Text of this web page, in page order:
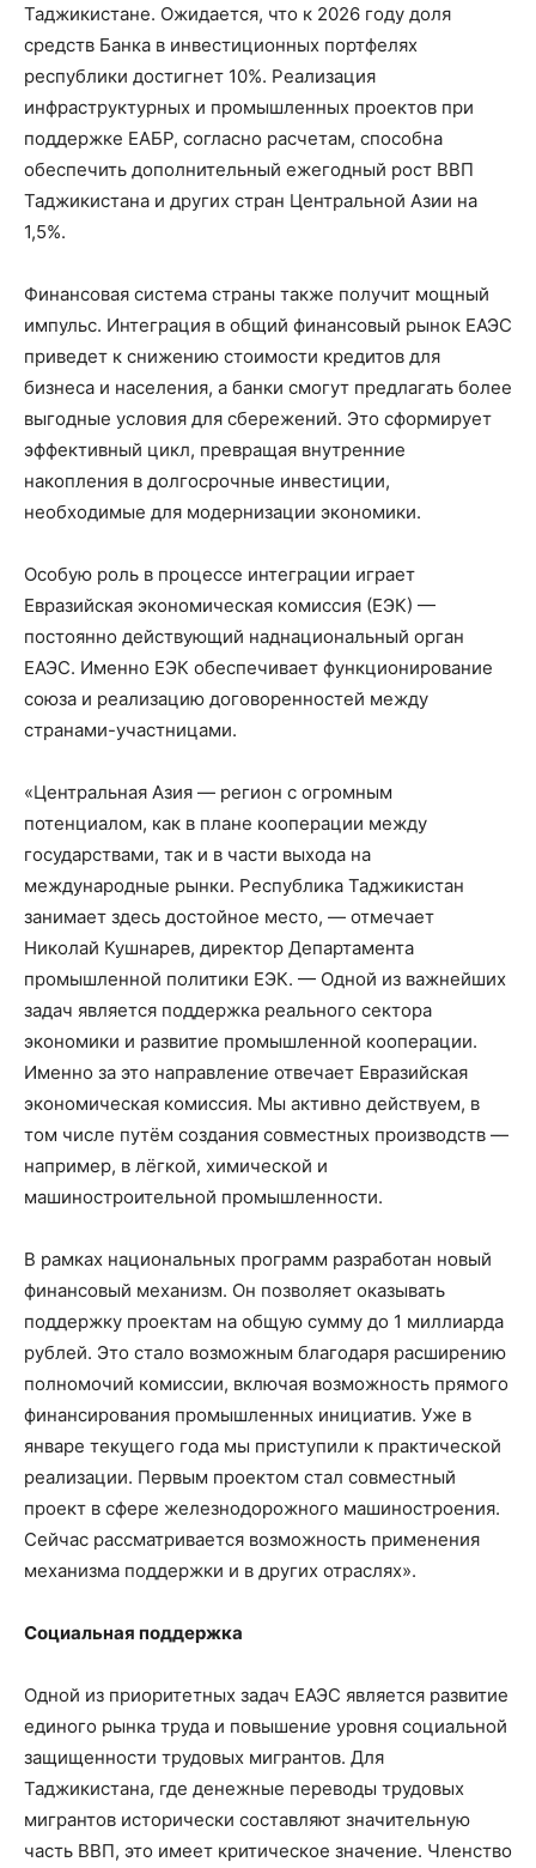
Таджикистане. Ожидается, что к 2026 году доля
средств Банка в инвестиционных портфелях
республики достигнет 10%. Реализация
инфраструктурных и промышленных проектов при
поддержке ЕАБР, согласно расчетам, способна
обеспечить дополнительный ежегодный рост ВВП
Таджикистана и других стран Центральной Азии на
1,5%.
Финансовая система страны также получит мощный
импульс. Интеграция в общий финансовый рынок ЕАЭС
приведет к снижению стоимости кредитов для
бизнеса и населения, а банки смогут предлагать более
выгодные условия для сбережений. Это сформирует
эффективный цикл, превращая внутренние
накопления в долгосрочные инвестиции,
необходимые для модернизации экономики.
Особую роль в процессе интеграции играет
Евразийская экономическая комиссия (ЕЭК) —
постоянно действующий наднациональный орган
ЕАЭС. Именно ЕЭК обеспечивает функционирование
союза и реализацию договоренностей между
странами-участницами.
«Центральная Азия — регион с огромным
потенциалом, как в плане кооперации между
государствами, так и в части выхода на
международные рынки. Республика Таджикистан
занимает здесь достойное место, — отмечает
Николай Кушнарев, директор Департамента
промышленной политики ЕЭК. — Одной из важнейших
задач является поддержка реального сектора
экономики и развитие промышленной кооперации.
Именно за это направление отвечает Евразийская
экономическая комиссия. Мы активно действуем, в
том числе путём создания совместных производств —
например, в лёгкой, химической и
машиностроительной промышленности.
В рамках национальных программ разработан новый
финансовый механизм. Он позволяет оказывать
поддержку проектам на общую сумму до 1 миллиарда
рублей. Это стало возможным благодаря расширению
полномочий комиссии, включая возможность прямого
финансирования промышленных инициатив. Уже в
январе текущего года мы приступили к практической
реализации. Первым проектом стал совместный
проект в сфере железнодорожного машиностроения.
Сейчас рассматривается возможность применения
механизма поддержки и в других отраслях».
Социальная поддержка
Одной из приоритетных задач ЕАЭС является развитие
единого рынка труда и повышение уровня социальной
защищенности трудовых мигрантов. Для
Таджикистана, где денежные переводы трудовых
мигрантов исторически составляют значительную
часть ВВП, это имеет критическое значение. Членство